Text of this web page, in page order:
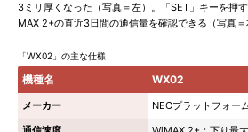
3ミリ厚くなった（写真＝左）。「SET」キーを押
MAX 2+の直近3日間の通信量を確認できる（写真＝
「WX02」の主な仕様
機種名 WX02
メーカー
NECプラットフォー